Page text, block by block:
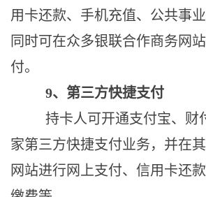
用卡还款、手机充值、公共事业
同时可在众多银联合作商务网
付。
9、 第三方快捷支付
持卡人可开通支付宝、财
家第三方快捷支付业务，并在其
网站进行网上支付、信用卡还